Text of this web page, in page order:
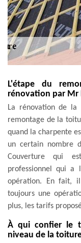
L'étape du
rénovation par Mr
La rénovation de
remontage de la
quand la charpente
un certain nombre
Couverture qui
professionnel qui a
opération. En fait,
toujours une
plus, les tarifs
À qui confier le
niveau de la